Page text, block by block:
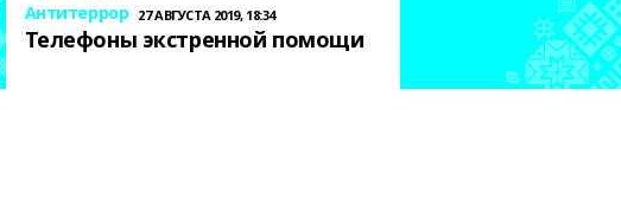
Антитеррор 27 АВГУСТА 2019, 18:34
Телефоны экстренной помощи